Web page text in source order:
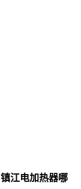
镇江电加热器哪